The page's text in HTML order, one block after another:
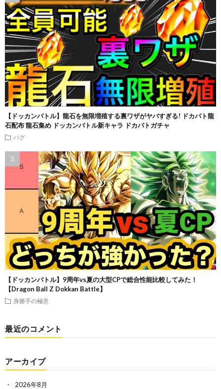
【ドッカンバトル】龍石を無限増殖する裏ワザがヤバすぎる! ドカバト龍
石配布 龍石集め ドッカンバトル新キャラ ドカバトガチャ
バグ
【ドッカンバトル】9周年vs夏の大型CPで総合性能比較してみた！
【Dragon Ball Z Dokkan Battle】
身勝手の極意
最近のコメント
アーカイブ
2026年8月